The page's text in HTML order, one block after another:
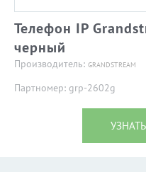
Телефон IP
черный
Производитель: GRANDSTREAM
Партномер: grp-2602g